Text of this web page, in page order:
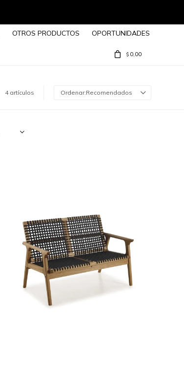
OTROS PRODUCTOS OPORTUNIDADES
$ 0,00
4 artículos Recomendados